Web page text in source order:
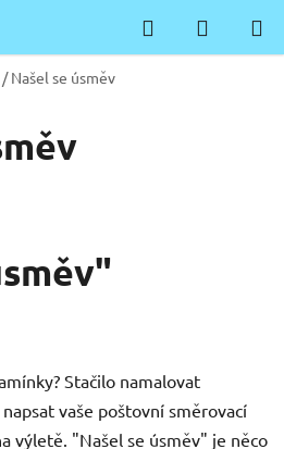
Hledat
KOŠÍK
/ Našel se úsměv
Stačilo namalovat
vaše poštovní směrovací
výletě. "Našel se úsměv" je něco